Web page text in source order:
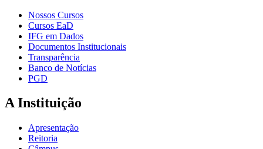
Nossos Cursos
Cursos EaD
IFG em Dados
Documentos Institucionais
Transparência
Banco de Notícias
PGD
A Instituição
Apresentação
Reitoria